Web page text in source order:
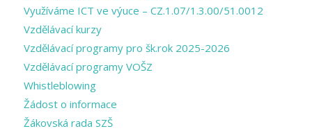
Využíváme ICT ve výuce – CZ.1.07/1.3.00/51.0012
Vzdělávací kurzy
Vzdělávací programy pro šk.rok 2025-2026
Vzdělávací programy VOŠZ
Whistleblowing
Žádost o informace
Žákovská rada SZŠ